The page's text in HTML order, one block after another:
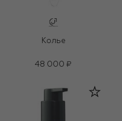
Колье
48 000 ₽